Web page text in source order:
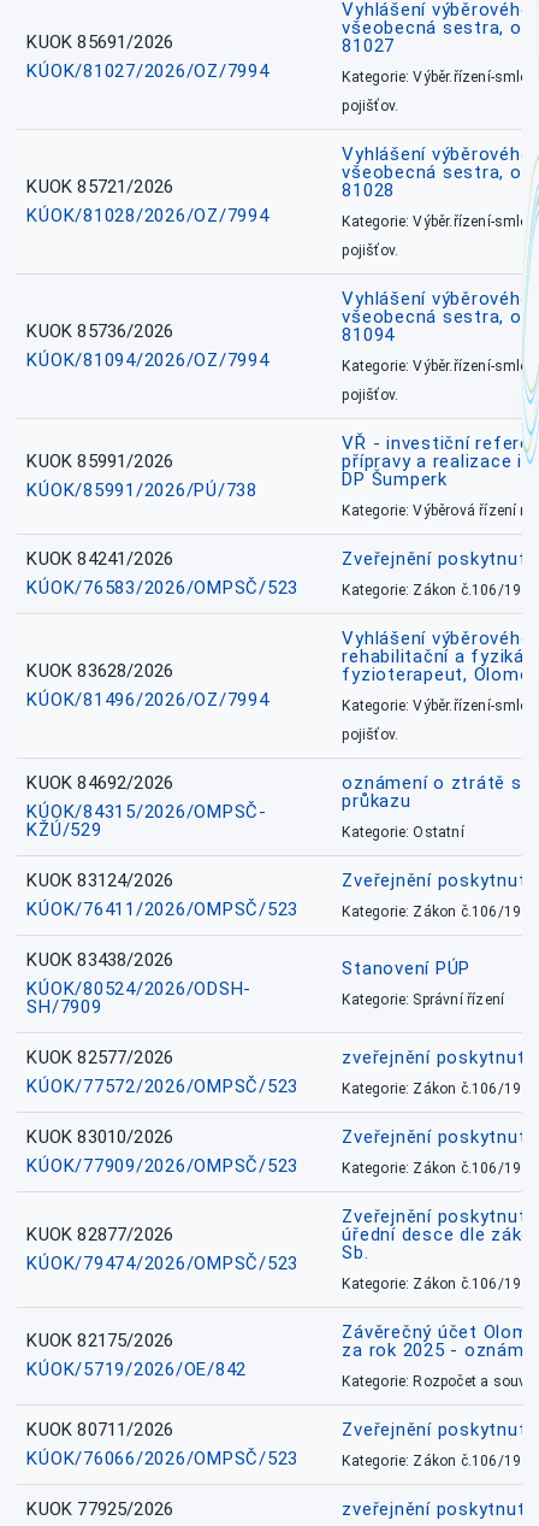
KUOK 85691/2026
KÚOK/81027/2026/OZ/7994
Vyhlášení
všeobecná sestra,
81027
Kategorie: Výběr.řízení-
pojišťov.
KUOK 85721/2026
KÚOK/81028/2026/OZ/7994
Vyhlášení
všeobecná sestra,
81028
Kategorie: Výběr.řízení-
pojišťov.
KUOK 85736/2026
KÚOK/81094/2026/OZ/7994
Vyhlášení
všeobecná sestra,
81094
Kategorie: Výběr.řízení-
pojišťov.
KUOK 85991/2026
KÚOK/85991/2026/PÚ/738
VŘ - investiční
přípravy a realizace
DP Šumperk
Kategorie: Výběrová řízení
KUOK 84241/2026
KÚOK/76583/2026/OMPSČ/523
Zveřejnění
Kategorie: Zákon č.106/1999
KUOK 83628/2026
KÚOK/81496/2026/OZ/7994
Vyhlášení
rehabilitační a
fyzioterapeut,
Kategorie: Výběr.řízení-
pojišťov.
KUOK 84692/2026
KÚOK/84315/2026/OMPSČ-
KŽÚ/529
oznámení o ztrátě
průkazu
Kategorie: Ostatní
KUOK 83124/2026
KÚOK/76411/2026/OMPSČ/523
Zveřejnění
Kategorie: Zákon č.106/1999
KUOK 83438/2026
KÚOK/80524/2026/ODSH-
SH/7909
Stanovení PÚP
Kategorie: Správní řízení
KUOK 82577/2026
KÚOK/77572/2026/OMPSČ/523
zveřejnění
Kategorie: Zákon č.106/1999
KUOK 83010/2026
KÚOK/77909/2026/OMPSČ/523
Zveřejnění
Kategorie: Zákon č.106/1999
KUOK 82877/2026
KÚOK/79474/2026/OMPSČ/523
Zveřejnění
úřední desce dle
Sb.
Kategorie: Zákon č.106/1999
KUOK 82175/2026
KÚOK/5719/2026/OE/842
Závěrečný účet
za rok 2025 -
Kategorie: Rozpočet a
KUOK 80711/2026
KÚOK/76066/2026/OMPSČ/523
Zveřejnění
Kategorie: Zákon č.106/1999
KUOK 77925/2026
zveřejnění